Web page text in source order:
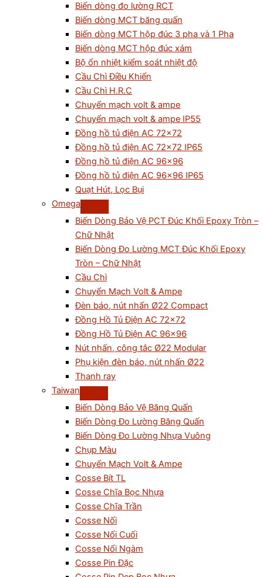
Biến dòng đo lường RCT
Biến dòng MCT băng quấn
Biến dòng MCT hộp đúc 3 pha và 1 Pha
Biến dòng MCT hộp đúc xám
Bộ ổn nhiệt kiểm soát nhiệt độ
Cầu Chì Điều Khiển
Cầu Chì H.R.C
Chuyển mạch volt & ampe
Chuyển mạch volt & ampe IP55
Đồng hồ tủ điện AC 72×72
Đồng hồ tủ điện AC 72×72 IP65
Đồng hồ tủ điện AC 96×96
Đồng hồ tủ điện AC 96×96 IP65
Quạt Hút, Lọc Bụi
Omega
Biến Dòng Bảo Vệ PCT Đúc Khối Epoxy Tròn –
Chữ Nhật
Biến Dòng Đo Lường MCT Đúc Khối Epoxy
Tròn – Chữ Nhật
Cầu Chì
Chuyển Mạch Volt & Ampe
Đèn báo, nút nhấn Ø22 Compact
Đồng Hồ Tủ Điện AC 72×72
Đồng Hồ Tủ Điện AC 96×96
Nút nhấn, công tắc Ø22 Modular
Phụ kiện đèn báo, nút nhấn Ø22
Thanh ray
Taiwan
Biến Dòng Bảo Vệ Băng Quấn
Biến Dòng Đo Lường Băng Quấn
Biến Dòng Đo Lường Nhựa Vuông
Chụp Màu
Chuyển Mạch Volt & Ampe
Cosse Bít TL
Cosse Chĩa Bọc Nhựa
Cosse Chĩa Trần
Cosse Nối
Cosse Nối Cuối
Cosse Nối Ngàm
Cosse Pin Đặc